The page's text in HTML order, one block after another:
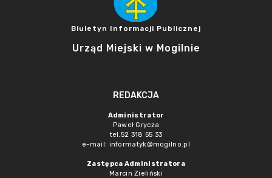
Biuletyn Informacji Publicznej
Urząd Miejski w Mogilnie
REDAKCJA
Administrator
Paweł Grycza
tel.52 318 55 33
e-mail: informatyk@mogilno.pl
Zastępca Administratora
Marcin Zieliński